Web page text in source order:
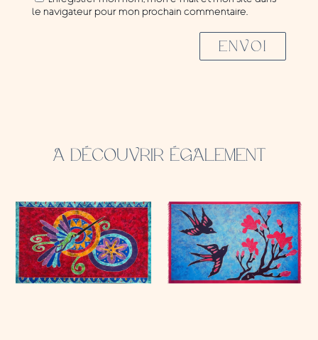
le navigateur pour mon prochain commentaire.
ENVOI
A DÉCOUVRIR ÉGALEMENT